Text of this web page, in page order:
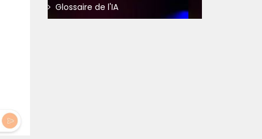
Glossaire de l'IA